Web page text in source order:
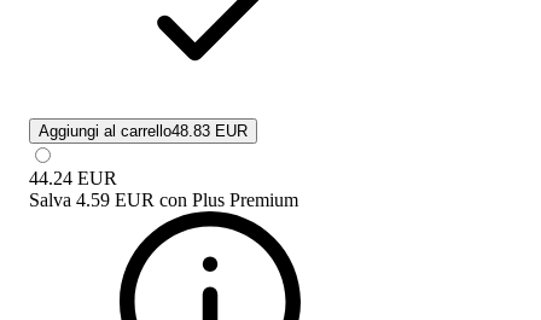
Aggiungi al carrello48.83 EUR
44.24 EUR
Salva 4.59 EUR con Plus Premium